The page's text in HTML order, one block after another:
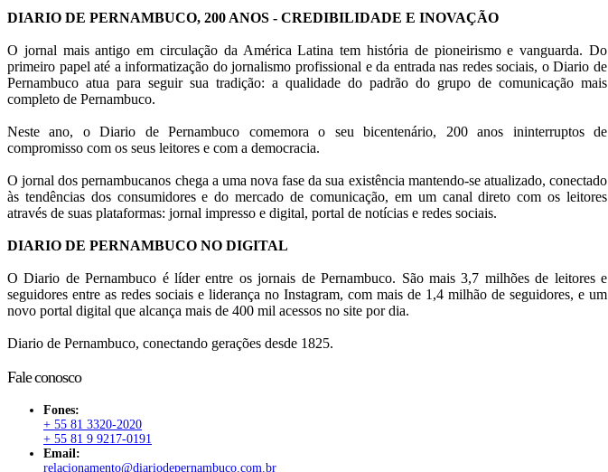
DIARIO DE PERNAMBUCO, 200 ANOS - CREDIBILIDADE E INOVAÇÃO
O jornal mais antigo em circulação da América Latina tem história de pioneirismo e vanguarda. Do
primeiro papel até a informatização do jornalismo profissional e da entrada nas redes sociais, o Diario de
Pernambuco atua para seguir sua tradição: a qualidade do padrão do grupo de comunicação mais
completo de Pernambuco.
Neste ano, o Diario de Pernambuco comemora o seu bicentenário, 200 anos ininterruptos de
compromisso com os seus leitores e com a democracia.
O jornal dos pernambucanos chega a uma nova fase da sua existência mantendo-se atualizado, conectado
às tendências dos consumidores e do mercado de comunicação, em um canal direto com os leitores
através de suas plataformas: jornal impresso e digital, portal de notícias e redes sociais.
DIARIO DE PERNAMBUCO NO DIGITAL
O Diario de Pernambuco é líder entre os jornais de Pernambuco. São mais 3,7 milhões de leitores e
seguidores entre as redes sociais e liderança no Instagram, com mais de 1,4 milhão de seguidores, e um
novo portal digital que alcança mais de 400 mil acessos no site por dia.
Diario de Pernambuco, conectando gerações desde 1825.
Fale conosco
Fones:
+ 55 81 3320-2020
+ 55 81 9 9217-0191
Email:
relacionamento@diariodepernambuco.com.br